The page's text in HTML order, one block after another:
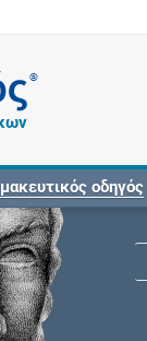
®
οδηγός